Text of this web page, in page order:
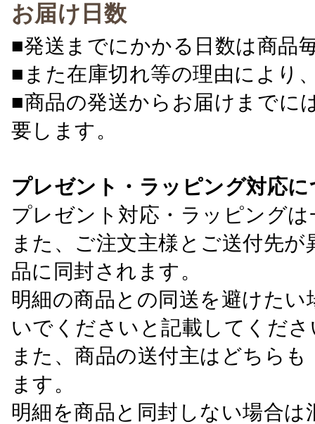
お届け日数
■発送までにかかる日数は商品
■また在庫切れ等の理由により
■商品の発送からお届けまでに
要します。
プレゼント・ラッピング対応
プレゼント対応・ラッピング
また、ご注文主様とご送付先
品に同封されます。
明細の商品との同送を避けた
いでくださいと記載してくださ
また、商品の送付主はどちら
ます。
明細を商品と同封しない場合